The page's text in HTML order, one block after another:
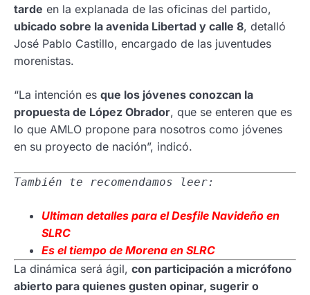
tarde en la explanada de las oficinas del partido,
ubicado sobre la avenida Libertad y calle 8, detalló
José Pablo Castillo, encargado de las juventudes
morenistas.
“La intención es que los jóvenes conozcan la
propuesta de López Obrador, que se enteren que es
lo que AMLO propone para nosotros como jóvenes
en su proyecto de nación”, indicó.
También te recomendamos leer:
Ultiman detalles para el Desfile Navideño en
SLRC
Es el tiempo de Morena en SLRC
La dinámica será ágil, con participación a micrófono
abierto para quienes gusten opinar, sugerir o